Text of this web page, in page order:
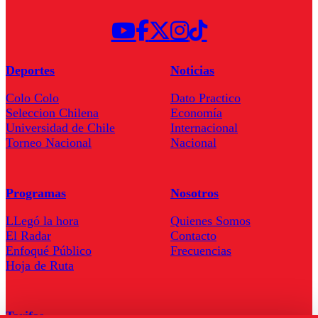
Deportes
Colo Colo
Seleccion Chilena
Universidad de Chile
Torneo Nacional
Noticias
Dato Practico
Economía
Internacional
Nacional
Programas
LLegó la hora
El Radar
Enfoqué Público
Hoja de Ruta
Nosotros
Quienes Somos
Contacto
Frecuencias